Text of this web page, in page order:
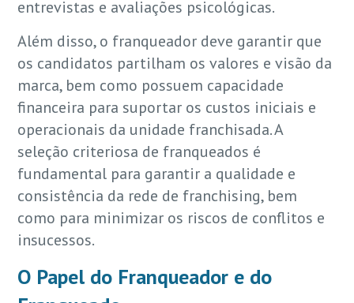
entrevistas e avaliações psicológicas.
Além disso, o franqueador deve garantir que
os candidatos partilham os valores e visão da
marca, bem como possuem capacidade
financeira para suportar os custos iniciais e
operacionais da unidade franchisada. A
seleção criteriosa de franqueados é
fundamental para garantir a qualidade e
consistência da rede de franchising, bem
como para minimizar os riscos de conflitos e
insucessos.
O Papel do Franqueador e do